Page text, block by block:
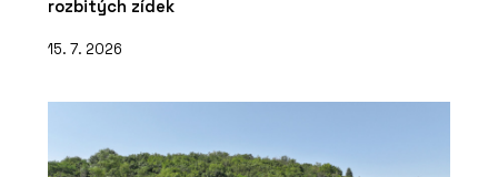
rozbitých zídek
15. 7. 2026